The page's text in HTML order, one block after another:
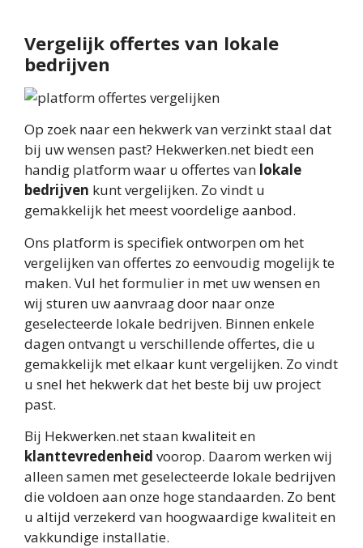
Vergelijk offertes van lokale
bedrijven
Op zoek naar een hekwerk van verzinkt staal dat
bij uw wensen past? Hekwerken.net biedt een
handig platform waar u offertes van lokale
bedrijven kunt vergelijken. Zo vindt u
gemakkelijk het meest voordelige aanbod.
Ons platform is specifiek ontworpen om het
vergelijken van offertes zo eenvoudig mogelijk te
maken. Vul het formulier in met uw wensen en
wij sturen uw aanvraag door naar onze
geselecteerde lokale bedrijven. Binnen enkele
dagen ontvangt u verschillende offertes, die u
gemakkelijk met elkaar kunt vergelijken. Zo vindt
u snel het hekwerk dat het beste bij uw project
past.
Bij Hekwerken.net staan kwaliteit en
klanttevredenheid voorop. Daarom werken wij
alleen samen met geselecteerde lokale bedrijven
die voldoen aan onze hoge standaarden. Zo bent
u altijd verzekerd van hoogwaardige kwaliteit en
vakkundige installatie.